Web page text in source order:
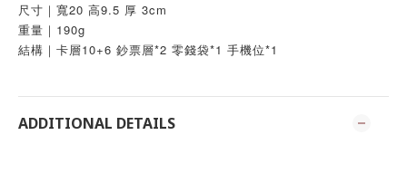
尺寸｜寬20 高9.5 厚 3cm
重量｜190g
結構｜卡層10+6 鈔票層*2 零錢袋*1 手機位*1
ADDITIONAL DETAILS